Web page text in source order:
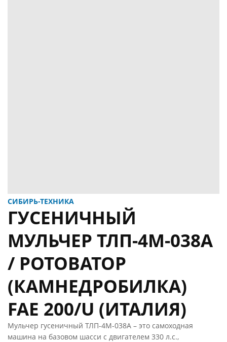
СИБИРЬ-ТЕХНИКА
ГУСЕНИЧНЫЙ
МУЛЬЧЕР ТЛП-4М-038А
/ РОТОВАТОР
(КАМНЕДРОБИЛКА)
FAE 200/U (ИТАЛИЯ)
Мульчер гусеничный ТЛП-4М-038А – это самоходная
машина на базовом шасси с двигателем 330 л.с.,
+